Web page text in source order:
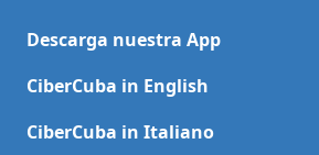
Descarga nuestra App
CiberCuba in English
CiberCuba in Italiano